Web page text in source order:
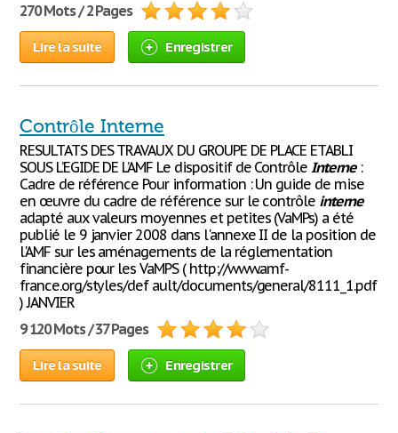
270 Mots / 2 Pages
Lire la suite Enregistrer
Contrôle Interne
RESULTATS DES TRAVAUX DU GROUPE DE PLACE ETABLI
SOUS L’EGIDE DE L’AMF Le dispositif de ContrôleInterne:
Cadre de référence Pour information : Un guide de mise
en œuvre du cadre de référence sur le contrôle interne
adapté aux valeurs moyennes et petites (VaMPs) a été
publié le 9 janvier 2008 dans l'annexe II de la position de
l'AMF sur les aménagements de la réglementation
financière pour les VaMPS ( http://www.amf-
france.org/styles/def ault/documents/general/8111_1.pdf
) JANVIER
9 120 Mots / 37 Pages
Lire la suite Enregistrer